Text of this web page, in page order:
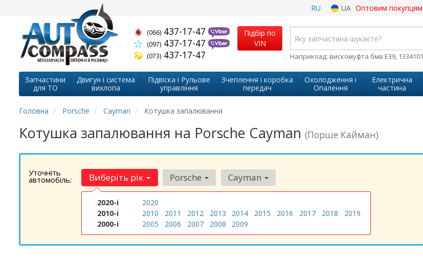
RU UA Оптовим покупцям
(066) 437-17-47
(097) 437-17-47
(073) 437-17-47
Підбір по
VIN
Наприклад: вискомуфта бмв Е39, 1334101
Запчастини
для ТО
Двигун і система
вихлопа
Підвіска і Рульове
управління
Зчеплення і коробка
передач
Охолодження і
Опалення
Електрична
частина
Головна Porsche Cayman Котушка запалювання
Котушка запалювання на Porsche Cayman (Порше Кайман)
Уточніть
автомобіль: Виберіть рік
2020-і
2020
2010-і
2010 2011 2012 2013 2014 2015 2016 2017 2018
2019
2000-і
2005 2006 2007 2008 2009
Porsche Cayman